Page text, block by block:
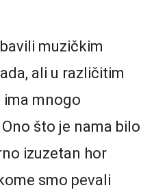
muzičkim
ali u različitim
mnogo
što je nama bilo
izuzetan hor
smo pevali